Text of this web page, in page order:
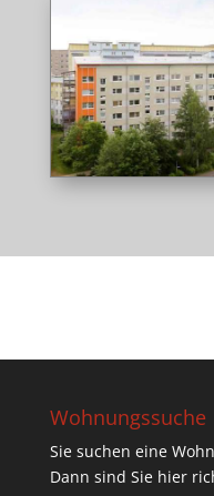
Wohnungssuche
Sie suchen eine
Dann sind Sie hier